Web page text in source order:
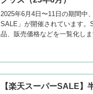
2025年6月4日〜11日の期間中
SALE」が開催されています。
品、販売価格などを一覧化し
【楽天スーパーSALE】